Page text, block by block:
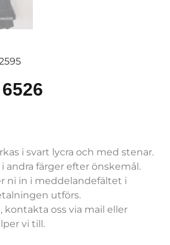
i svart lycra och med stenar.
i andra färger efter önskemål.
ni in i meddelandefältet i
utförs.
kontakta oss via mail eller
vi till.